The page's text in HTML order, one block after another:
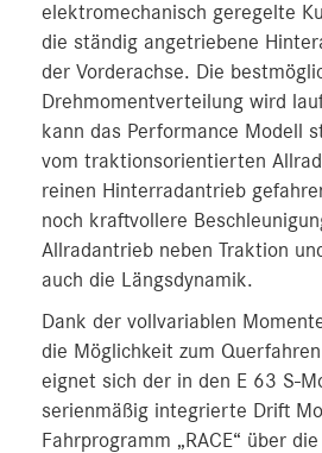
elektromechanisch geregelte
die ständig angetriebene
der Vorderachse. Die
Drehmomentverteilung wird
kann das Performance Modell
vom traktionsorientierten
reinen Hinterradantrieb
noch kraftvollere
Allradantrieb neben Traktion
auch die Längsdynamik.
Dank der vollvariablen
die Möglichkeit zum
eignet sich der in den E 63 S-
serienmäßig integrierte Drift
Fahrprogramm „RACE“ über